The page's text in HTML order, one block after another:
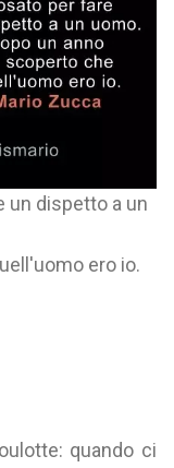
un dispetto a un
ero io.
quando ci